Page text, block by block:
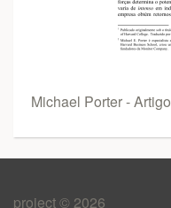
Michael Porter - Artigo
project © 2026